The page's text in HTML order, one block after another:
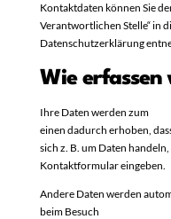
Kontaktdaten können Sie
Verantwortlichen Stelle“ in
Datenschutzerklärung
Wie erfassen
Ihre Daten werden zum
einen dadurch erhoben,
sich z. B. um Daten handeln,
Kontaktformular eingeben.
Andere Daten werden
beim Besuch